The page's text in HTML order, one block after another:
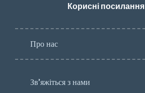
Корисні посилання
Про нас
Зв’яжіться з нами